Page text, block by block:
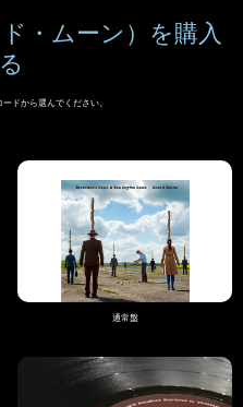
・ムーン）を購入
ドから選んでください。
通常盤